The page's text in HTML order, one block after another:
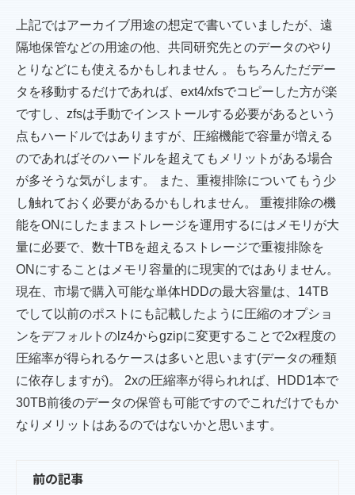
上記ではアーカイブ用途の想定で書いていましたが、遠
隔地保管などの用途の他、共同研究先とのデータのやり
とりなどにも使えるかもしれません 。もちろんただデー
タを移動するだけであれば、ext4/xfsでコピーした方が楽
ですし、zfsは手動でインストールする必要があるという
点もハードルではありますが、圧縮機能で容量が増える
のであればそのハードルを超えてもメリットがある場合
が多そうな気がします。 また、重複排除についてもう少
し触れておく必要があるかもしれません。 重複排除の機
能をONにしたままストレージを運用するにはメモリが大
量に必要で、数十TBを超えるストレージで重複排除を
ONにすることはメモリ容量的に現実的ではありません。
現在、市場で購入可能な単体HDDの最大容量は、14TB
でして以前のポストにも記載したように圧縮のオプショ
ンをデフォルトのlz4からgzipに変更することで2x程度の
圧縮率が得られるケースは多いと思います(データの種類
に依存しますが)。 2xの圧縮率が得られれば、HDD1本で
30TB前後のデータの保管も可能ですのでこれだけでもか
なりメリットはあるのではないかと思います。
前の記事